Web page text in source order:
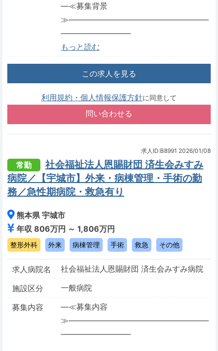
―≪募集背景
≫――――――――――――――――――
―――――――――
もっと読む
この求人を見る
利用規約・個人情報保護方針に同意して
求人ID:B8991 2026/01/08
常勤
社会福祉法人恩賜財団 済生会みすみ
病院／【宇城市】外来・病棟管理・手術の勤
務／急性期病院・救急有り
熊本県 宇城市
年収 806万円 ～ 1,806万円
整形外科 外来 病棟管理 手術 救急 その他
求人病院名
社会福祉法人恩賜財団 済生会みすみ病院
施設区分
一般病院
募集内容
―≪募集内容
≫――――――――――――――――――
―――――――――